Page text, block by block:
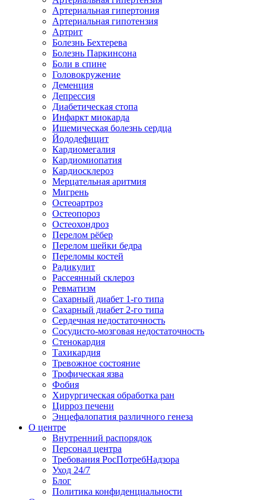
Артериальная гипертония
Артериальная гипотензия
Артрит
Болезнь Бехтерева
Болезнь Паркинсона
Боли в спине
Головокружение
Деменция
Депрессия
Диабетическая стопа
Инфаркт миокарда
Ишемическая болезнь сердца
Йододефицит
Кардиомегалия
Кардиомиопатия
Кардиосклероз
Мерцательная аритмия
Мигрень
Остеоартроз
Остеопороз
Остеохондроз
Перелом рёбер
Перелом шейки бедра
Переломы костей
Радикулит
Рассеянный склероз
Ревматизм
Сахарный диабет 1-го типа
Сахарный диабет 2-го типа
Сердечная недостаточность
Сосудисто-мозговая недостаточность
Стенокардия
Тахикардия
Тревожное состояние
Трофическая язва
Фобия
Хирургическая обработка ран
Цирроз печени
Энцефалопатия различного генеза
О центре
Внутренний распорядок
Персонал центра
Требования РосПотребНадзора
Уход 24/7
Блог
Политика конфиденциальности